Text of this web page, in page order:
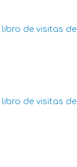
libro de visitas de
libro de visitas de